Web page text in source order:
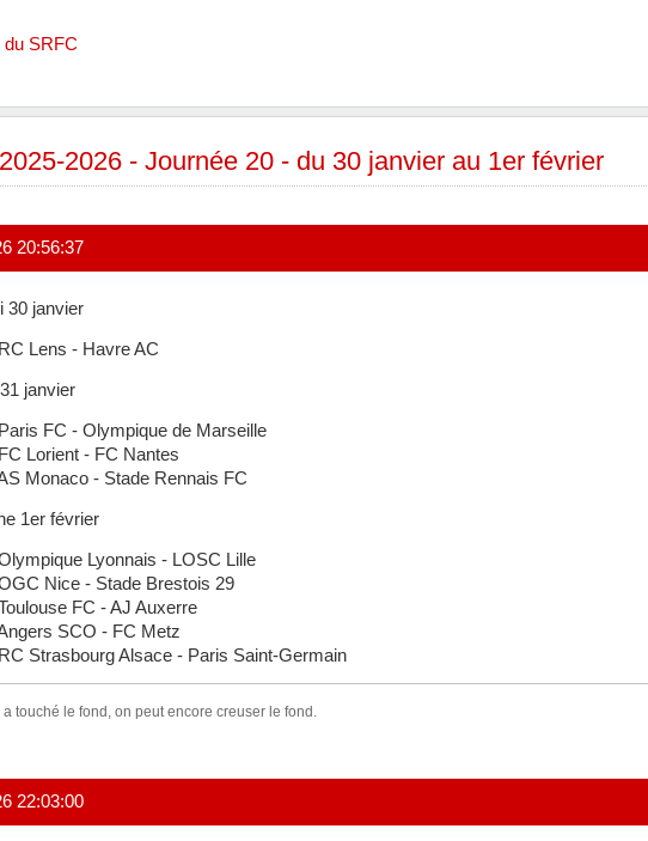
SRFC
2026 - Journée 20 - du 30 janvier au 1er février
20:56:37
30 janvier
Lens - Havre AC
janvier
FC - Olympique de Marseille
Lorient - FC Nantes
Monaco - Stade Rennais FC
1er février
Lyonnais - LOSC Lille
Nice - Stade Brestois 29
FC - AJ Auxerre
SCO - FC Metz
Strasbourg Alsace - Paris Saint-Germain
touché le fond, on peut encore creuser le fond.
22:03:00